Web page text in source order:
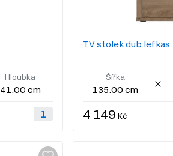
Hloubka
41.00 cm
TV stolek dub lefkas
Šířka
135.00 cm
4 149 Kč